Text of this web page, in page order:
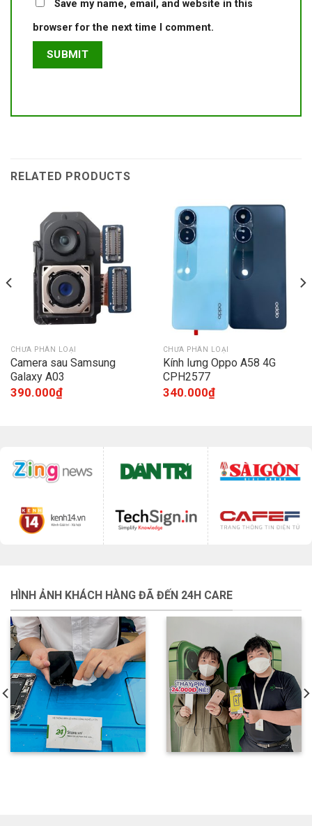
Save my name, email, and website in this
browser for the next time I comment.
RELATED PRODUCTS
CHƯA PHÂN LOẠI
Camera sau Samsung
Galaxy A03
390.000₫
CHƯA PHÂN LOẠI
Kính lưng Oppo A58 4G
CPH2577
340.000₫
HÌNH ẢNH KHÁCH HÀNG ĐÃ ĐẾN 24H CARE